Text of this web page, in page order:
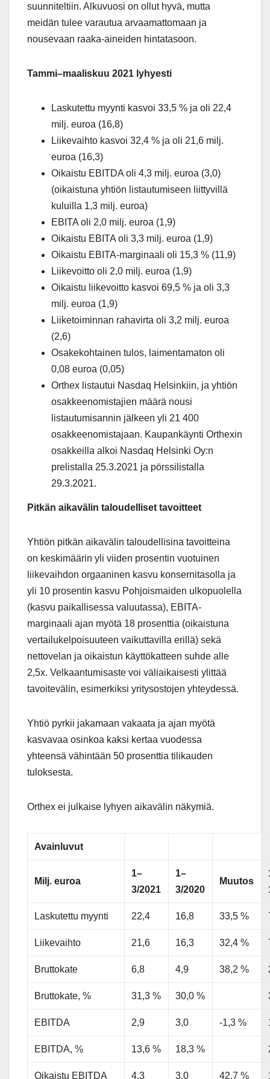
suunniteltiin. Alkuvuosi on ollut hyvä, mutta
meidän tulee varautua arvaamattomaan ja
nousevaan raaka-aineiden hintatasoon.
Tammi–maaliskuu 2021 lyhyesti
Laskutettu myynti kasvoi 33,5 % ja oli 22,4
milj. euroa (16,8)
Liikevaihto kasvoi 32,4 % ja oli 21,6 milj.
euroa (16,3)
Oikaistu EBITDA oli 4,3 milj. euroa (3,0)
(oikaistuna yhtiön listautumiseen liittyvillä
kuluilla 1,3 milj. euroa)
EBITA oli 2,0 milj. euroa (1,9)
Oikaistu EBITA oli 3,3 milj. euroa (1,9)
Oikaistu EBITA-marginaali oli 15,3 % (11,9)
Liikevoitto oli 2,0 milj. euroa (1,9)
Oikaistu liikevoitto kasvoi 69,5 % ja oli 3,3
milj. euroa (1,9)
Liiketoiminnan rahavirta oli 3,2 milj. euroa
(2,6)
Osakekohtainen tulos, laimentamaton oli
0,08 euroa (0,05)
Orthex listautui Nasdaq Helsinkiin, ja yhtiön
osakkeenomistajien määrä nousi
listautumisannin jälkeen yli 21 400
osakkeenomistajaan. Kaupankäynti Orthexin
osakkeilla alkoi Nasdaq Helsinki Oy:n
prelistalla 25.3.2021 ja pörssilistalla
29.3.2021.
Pitkän aikavälin taloudelliset tavoitteet
Yhtiön pitkän aikavälin taloudellisina tavoitteina
on keskimäärin yli viiden prosentin vuotuinen
liikevaihdon orgaaninen kasvu konsernitasolla ja
yli 10 prosentin kasvu Pohjoismaiden ulkopuolella
(kasvu paikallisessa valuutassa), EBITA-
marginaali ajan myötä 18 prosenttia (oikaistuna
vertailukelpoisuuteen vaikuttavilla erillä) sekä
nettovelan ja oikaistun käyttökatteen suhde alle
2,5x. Velkaantumisaste voi väliaikaisesti ylittää
tavoitevälin, esimerkiksi yritysostojen yhteydessä.
Yhtiö pyrkii jakamaan vakaata ja ajan myötä
kasvavaa osinkoa kaksi kertaa vuodessa
yhteensä vähintään 50 prosenttia tilikauden
tuloksesta.
Orthex ei julkaise lyhyen aikavälin näkymiä.
Avainluvut
Milj. euroa
1–
3/2021
1–
3/2020
Muutos
Laskutettu myynti 22,4 16,8 33,5 %
Liikevaihto 21,6 16,3 32,4 %
Bruttokate 6,8 4,9 38,2 %
Bruttokate, % 31,3 % 30,0 %
EBITDA 2,9 3,0 -1,3 %
EBITDA, % 13,6 % 18,3 %
Oikaistu EBITDA 4,3 3,0 42,7 %